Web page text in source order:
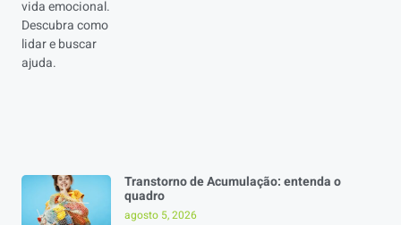
Transtorno de Acumulação: entenda o
quadro
agosto 5, 2026